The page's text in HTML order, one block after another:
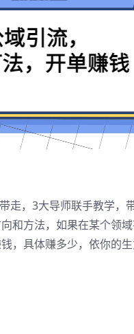
走，3大导师联手教学
和方法，如果在某个领
，具体赚多少，依你的生